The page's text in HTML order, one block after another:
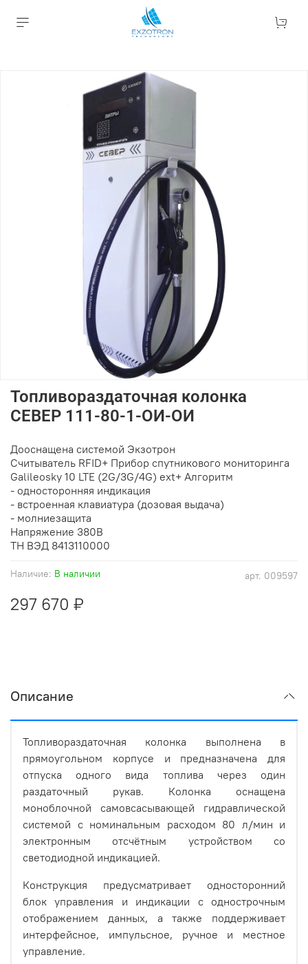
арт. 009597
Наличие: В наличии
Топливораздаточная колонка
СЕВЕР 111-80-1-ОИ-ОИ
297 670 ₽
Дооснащена системой Экзотрон
Считыватель RFID+ Прибор спутникового мониторинга
Galileosky 10 LTE (2G/3G/4G) ext+ Алгоритм
- односторонняя индикация
- встроенная клавиатура (дозовая выдача)
- молниезащита
Напряжение 380В
ТН ВЭД 8413110000
Описание
Топливораздаточная колонка выполнена в
прямоугольном корпусе и предназначена для
отпуска одного вида топлива через один
раздаточный рукав. Колонка оснащена
моноблочной самовсасывающей гидравлической
системой с номинальным расходом 80 л/мин и
электронным отсчётным устройством со
светодиодной индикацией.
Конструкция предусматривает односторонний
блок управления и индикации с однострочным
отображением данных, а также поддерживает
интерфейсное, импульсное, ручное и местное
управление.